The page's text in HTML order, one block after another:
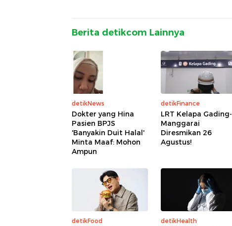
Berita detikcom Lainnya
detikNews
Dokter yang Hina
Pasien BPJS
'Banyakin Duit Halal'
Minta Maaf: Mohon
Ampun
detikFinance
LRT Kelapa Gading-
Manggarai
Diresmikan 26
Agustus!
detikFood detikHealth